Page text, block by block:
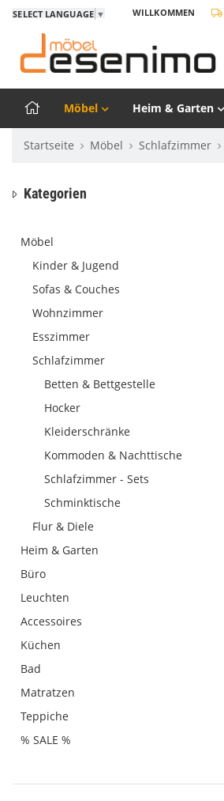
SELECT LANGUAGE ▼ WILLKOMMEN
Möbel Heim & Garten
Startseite Möbel Schlafzimmer
Kategorien
Möbel
Kinder & Jugend
Sofas & Couches
Wohnzimmer
Esszimmer
Schlafzimmer
Betten & Bettgestelle
Hocker
Kleiderschränke
Kommoden & Nachttische
Schlafzimmer - Sets
Schminktische
Flur & Diele
Heim & Garten
Büro
Leuchten
Accessoires
Küchen
Bad
Matratzen
Teppiche
% SALE %